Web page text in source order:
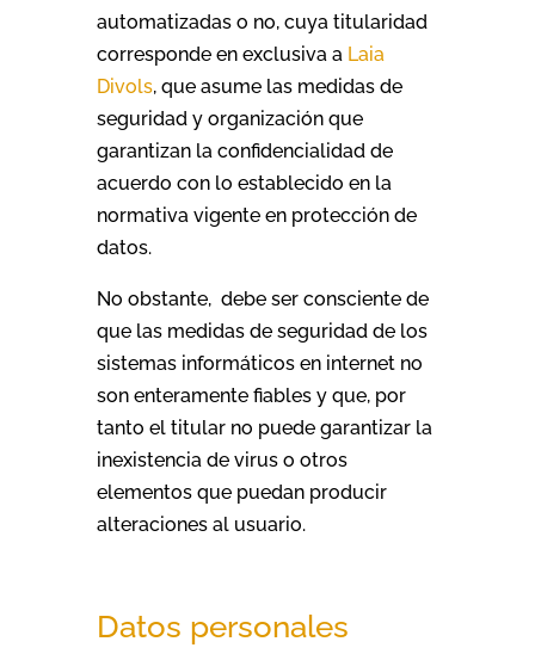
automatizadas o no, cuya titularidad
corresponde en exclusiva a Laia
Divols, que asume las medidas de
seguridad y organización que
garantizan la confidencialidad de
acuerdo con lo establecido en la
normativa vigente en protección de
datos.
No obstante, debe ser consciente de
que las medidas de seguridad de los
sistemas informáticos en internet no
son enteramente fiables y que, por
tanto el titular no puede garantizar la
inexistencia de virus o otros
elementos que puedan producir
alteraciones al usuario.
Datos personales